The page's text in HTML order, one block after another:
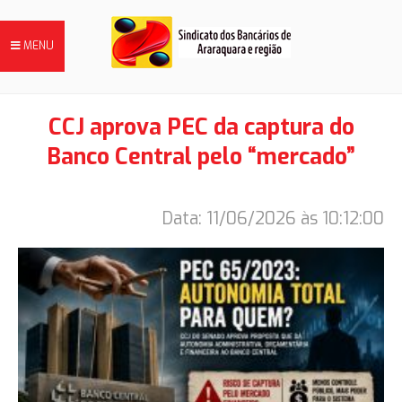
DIRETORIA
HISTÓRIA
MENU
CCJ aprova PEC da captura do
Banco Central pelo “mercado”
Data: 11/06/2026 às 10:12:00